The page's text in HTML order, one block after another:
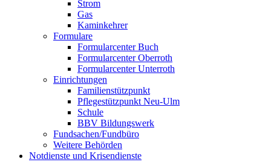
Strom
Gas
Kaminkehrer
Formulare
Formularcenter Buch
Formularcenter Oberroth
Formularcenter Unterroth
Einrichtungen
Familienstützpunkt
Pflegestützpunkt Neu-Ulm
Schule
BBV Bildungswerk
Fundsachen/Fundbüro
Weitere Behörden
Notdienste und Krisendienste